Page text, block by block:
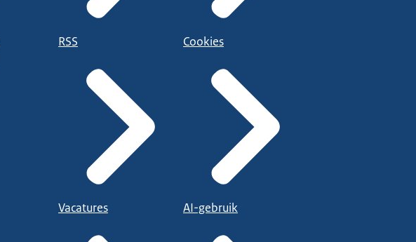
RSS
Vacatures
Cookies
AI-gebruik